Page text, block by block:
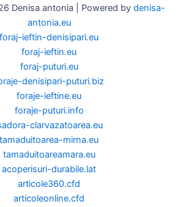
Denisa antonia | Powered by denisa-
antonia.eu
foraj-ieftin-denisipari.eu
foraj-ieftin.eu
foraj-puturi.eu
denisipari-puturi.biz
foraje-ieftine.eu
foraje-puturi.info
clarvazatoarea.eu
tamaduitoarea-mirna.eu
tamaduitoareamara.eu
acoperisuri-durabile.lat
articole360.cfd
articoleonline.cfd